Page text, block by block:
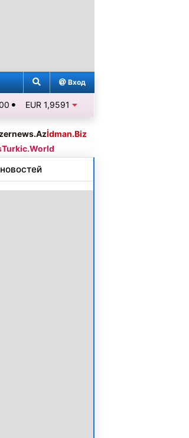
Вход
EUR 1,9591
İdman.Biz
Turkic.World